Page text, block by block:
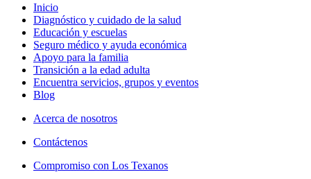
Inicio
Diagnóstico y cuidado de la salud
Educación y escuelas
Seguro médico y ayuda económica
Apoyo para la familia
Transición a la edad adulta
Encuentra servicios, grupos y eventos
Blog
Acerca de nosotros
Contáctenos
Compromiso con Los Texanos